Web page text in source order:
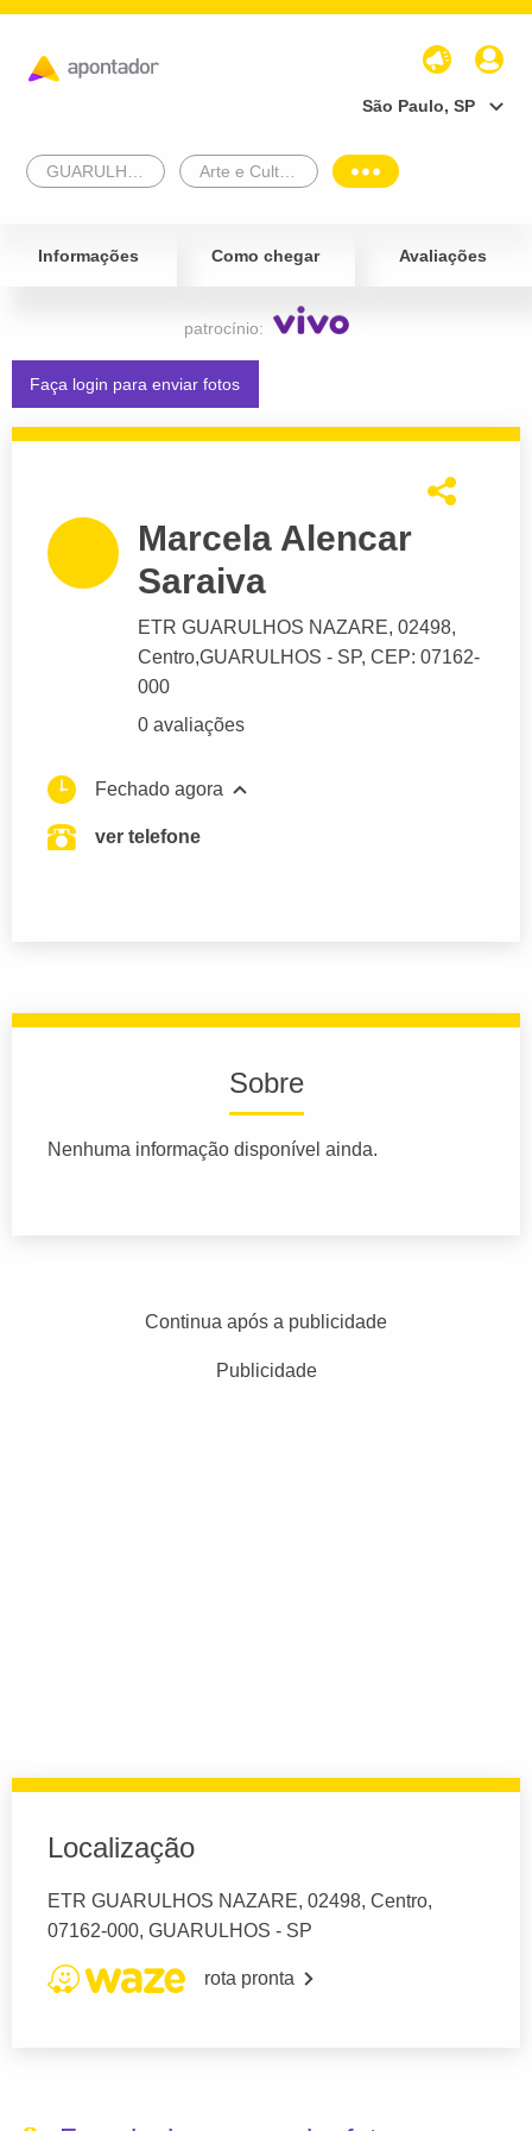
São Paulo, SP
Informações Como chegar Avaliações
patrocínio:
Faça login para enviar fotos
Marcela Alencar
Saraiva
ETR GUARULHOS NAZARE, 02498,
Centro,GUARULHOS - SP, CEP: 07162-
000
0 avaliações
Fechado agora
ver telefone
Sobre
Nenhuma informação disponível ainda.
Continua após a publicidade
Publicidade
Localização
ETR GUARULHOS NAZARE, 02498, Centro,
07162-000, GUARULHOS - SP
rota pronta